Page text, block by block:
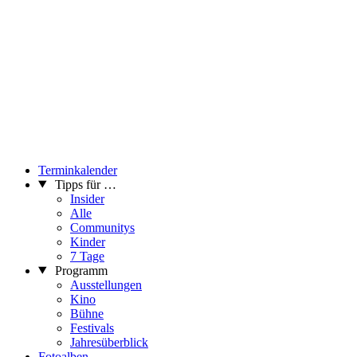
Terminkalender
Tipps für …
Insider
Alle
Communitys
Kinder
7 Tage
Programm
Ausstellungen
Kino
Bühne
Festivals
Jahresüberblick